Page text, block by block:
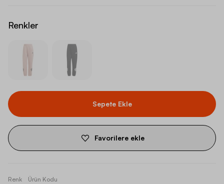
Renkler
Sepete Ekle
Favorilere ekle
Renk Ürün Kodu